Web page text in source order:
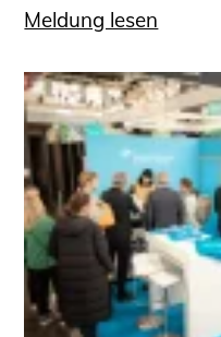
Fachlisten
Informationen für
Schüler und
Projekte für
START.ING. Das
Programm
Wissenswertes für
Wettbewerbe für
BLING.BLING.
Meldung lesen